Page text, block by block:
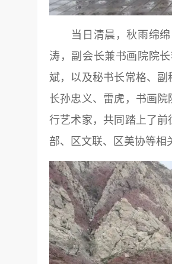
当日清晨，秋雨绵绵
涛，副会长兼书画院院
斌，以及秘书长常格、
长孙忠义、雷虎，书画
行艺术家，共同踏上了
部、区文联、区美协等相